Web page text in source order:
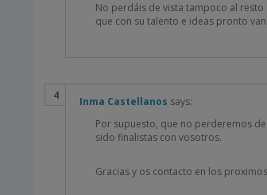
No perdáis de vista tampoco al
que con su talento e ideas pronto
Inma Castellanos says:
Por supuesto, que no perderemos
sido finalistas con vosotros.
Gracias y os contacto en los